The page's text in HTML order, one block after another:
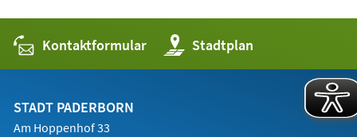
Kontaktformular Stadtplan
(Öffnet
in
einem
STADT PADERBORN
Am Hoppenhof 33